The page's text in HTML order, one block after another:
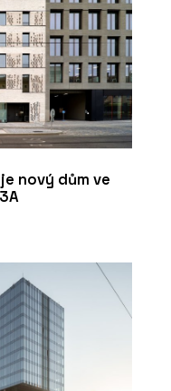
nový dům ve